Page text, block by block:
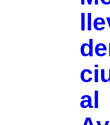
al